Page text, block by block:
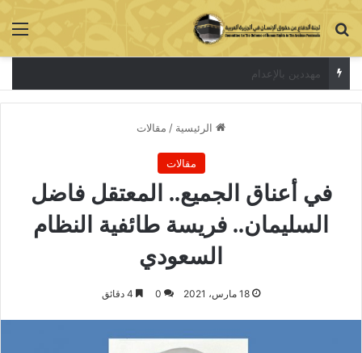
بحث عن
الاعتقال جريمة لا تخفي الحقيقة
الرئيسية / مقالات
مقالات
في أعناق الجميع.. المعتقل فاضل
السليمان.. فريسة طائفية النظام
السعودي
18 مارس، 2021 0